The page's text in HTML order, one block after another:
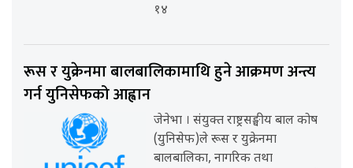
१४
रूस र युक्रेनमा बालबालिकामाथि हुने आक्रमण अन्त्य
गर्न युनिसेफको आह्वान
जेनेभा । संयुक्त राष्ट्रसङ्घीय बाल कोष
(युनिसेफ)ले रूस र युक्रेनमा
बालबालिका, नागरिक तथा